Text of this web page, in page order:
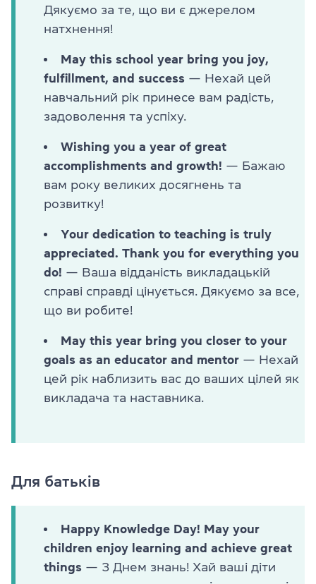
Дякуємо за те, що ви є джерелом
натхнення!
May this school year bring you joy,
fulfillment, and success — Нехай цей
навчальний рік принесе вам радість,
задоволення та успіху.
Wishing you a year of great
accomplishments and growth! — Бажаю
вам року великих досягнень та
розвитку!
Your dedication to teaching is truly
appreciated. Thank you for everything you
do! — Ваша відданість викладацькій
справі справді цінується. Дякуємо за все,
що ви робите!
May this year bring you closer to your
goals as an educator and mentor — Нехай
цей рік наблизить вас до ваших цілей як
викладача та наставника.
Для батьків
Happy Knowledge Day! May your
children enjoy learning and achieve great
things — З Днем знань! Хай ваші діти